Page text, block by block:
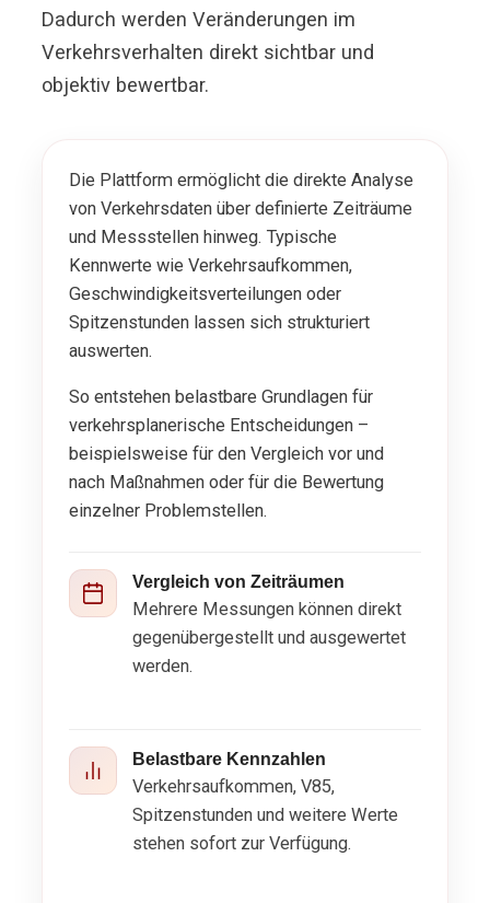
Dadurch werden Veränderungen im
Verkehrsverhalten direkt sichtbar und
objektiv bewertbar.
Die Plattform ermöglicht die direkte Analyse
von Verkehrsdaten über definierte Zeiträume
und Messstellen hinweg. Typische
Kennwerte wie Verkehrsaufkommen,
Geschwindigkeitsverteilungen oder
Spitzenstunden lassen sich strukturiert
auswerten.
So entstehen belastbare Grundlagen für
verkehrsplanerische Entscheidungen –
beispielsweise für den Vergleich vor und
nach Maßnahmen oder für die Bewertung
einzelner Problemstellen.
Vergleich von Zeiträumen
Mehrere Messungen können direkt
gegenübergestellt und ausgewertet
werden.
Belastbare Kennzahlen
Verkehrsaufkommen, V85,
Spitzenstunden und weitere Werte
stehen sofort zur Verfügung.